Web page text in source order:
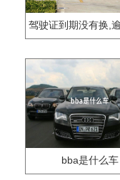
bba是什么车